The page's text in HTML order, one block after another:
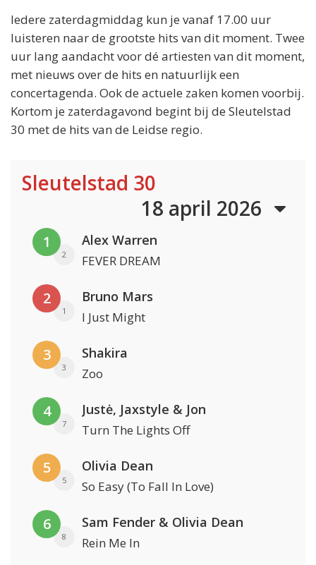
Iedere zaterdagmiddag kun je vanaf 17.00 uur
luisteren naar de grootste hits van dit moment. Twee
uur lang aandacht voor dé artiesten van dit moment,
met nieuws over de hits en natuurlijk een
concertagenda. Ook de actuele zaken komen voorbij.
Kortom je zaterdagavond begint bij de Sleutelstad
30 met de hits van de Leidse regio.
Sleutelstad 30
18 april 2026
1
2
Alex Warren
FEVER DREAM
2
1
Bruno Mars
I Just Might
3
3
Shakira
Zoo
4
7
Justė, Jaxstyle & Jon
Turn The Lights Off
5
5
Olivia Dean
So Easy (To Fall In Love)
6
8
Sam Fender & Olivia Dean
Rein Me In